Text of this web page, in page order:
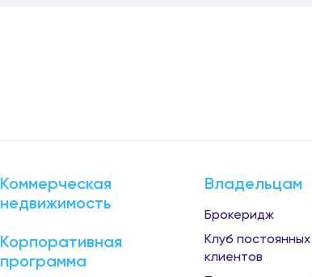
Коммерческая
недвижимость
Корпоративная
программа
Владельцам
Брокеридж
Клуб постоянных
клиентов